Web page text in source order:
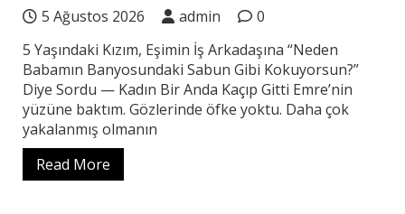
5 Ağustos 2026 admin
0
5 Yaşındaki Kızım, Eşimin İş Arkadaşına “Neden
Babamın Banyosundaki Sabun Gibi Kokuyorsun?”
Diye Sordu — Kadın Bir Anda Kaçıp Gitti Emre’nin
yüzüne baktım. Gözlerinde öfke yoktu. Daha çok
yakalanmış olmanın
Read More